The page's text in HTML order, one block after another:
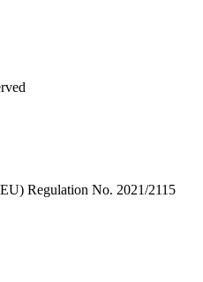
Regulation No. 2021/2115